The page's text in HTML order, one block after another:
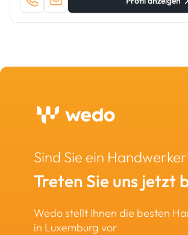
Sind Sie ein
Treten Sie uns jetzt
Wedo stellt Ihnen die besten
in Luxemburg vor